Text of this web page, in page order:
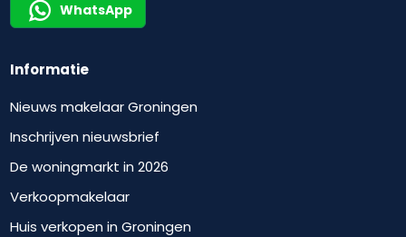
WhatsApp
Informatie
Nieuws makelaar Groningen
Inschrijven nieuwsbrief
De woningmarkt in 2026
Verkoopmakelaar
Huis verkopen in Groningen